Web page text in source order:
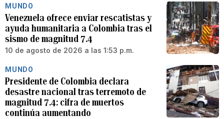
MUNDO
Venezuela ofrece enviar rescatistas y
ayuda humanitaria a Colombia tras el
sismo de magnitud 7.4
10 de agosto de 2026 a las 1:53 p.m.
MUNDO
Presidente de Colombia declara
desastre nacional tras terremoto de
magnitud 7.4: cifra de muertos
continúa aumentando